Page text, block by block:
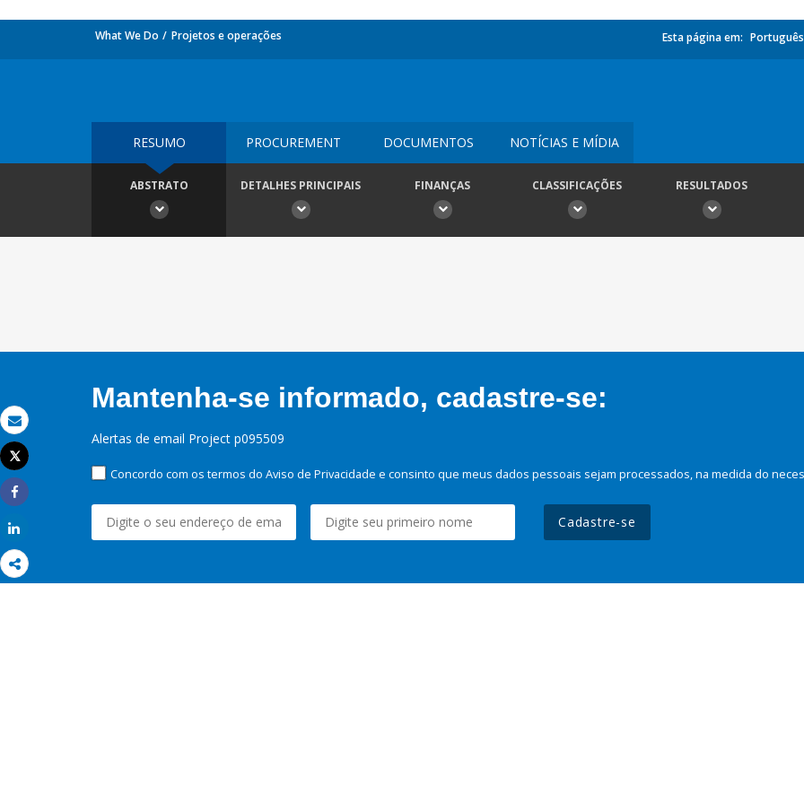
Email
Imprimir
Tweet
Share
What We Do Projetos e operações Esta página em: Português
RESUMO PROCUREMENT DOCUMENTOS NOTÍCIAS E MÍDIA
ABSTRATO DETALHES PRINCIPAIS FINANÇAS CLASSIFICAÇÕES RESULTADOS
Mantenha-se informado, cadastre-se:
Alertas de email Project p095509
Concordo com os termos do Aviso de Privacidade e consinto que meus dados pessoais sejam processados, na medida do
Cadastre-se